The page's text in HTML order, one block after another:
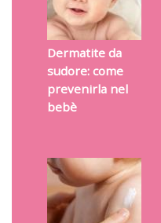
Dermatite da
sudore: come
prevenirla nel
bebè